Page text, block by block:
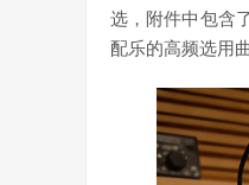
选，附件中包含
配乐的高频选用